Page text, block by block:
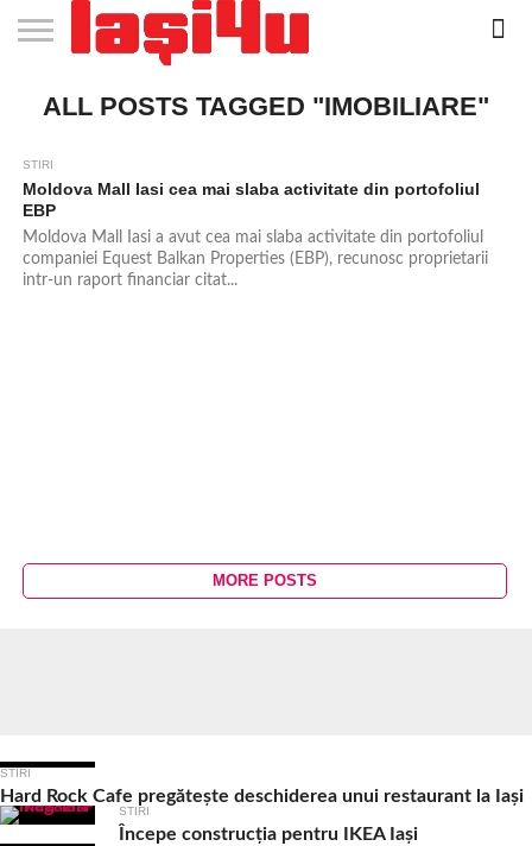
STIRI
APARTAMENTE
NOI IASI
STIRI
IASI
JOBS
IN
FILME
LA
CLUBURI /
DISCOTECI
BARURI /
CAFENELE
SALI DE
FORTA
SALOANE DE
INFRUMUSETARE
AGENTII
DE
RESTAURANTE
IN IASI
PIZZA
IN
PISCINA
IN IASI
FLORARII
RADIO
LIVE
SPALATORII
AUTO
TRACTARI
AUTO
TAXI
IN
CINEMA
TEATRU
HOTELURI
/
TEREN
SPORTIV
TEREN
TENIS
FARMACII
NON
COFFEE-
TO-GO
FIRME DE
PUBLICITATE
RENT
A
ALL POSTS TAGGED "IMOBILIARE"
STIRI
Moldova Mall Iasi cea mai slaba activitate din portofoliul
EBP
Moldova Mall Iasi a avut cea mai slaba activitate din portofoliul
companiei Equest Balkan Properties (EBP), recunosc proprietarii
intr-un raport financiar citat...
MORE POSTS
STIRI
Hard Rock Cafe pregătește deschiderea unui restaurant la Iași
STIRI
Începe construcția pentru IKEA Iași